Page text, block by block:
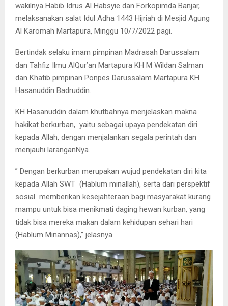
wakilnya Habib Idrus Al Habsyie dan Forkopimda Banjar,
melaksanakan salat Idul Adha 1443 Hijriah di Mesjid Agung
Al Karomah Martapura, Minggu 10/7/2022 pagi.
Bertindak selaku imam pimpinan Madrasah Darussalam
dan Tahfiz Ilmu AlQur’an Martapura KH M Wildan Salman
dan Khatib pimpinan Ponpes Darussalam Martapura KH
Hasanuddin Badruddin.
KH Hasanuddin dalam khutbahnya menjelaskan makna
hakikat berkurban, yaitu sebagai upaya pendekatan diri
kepada Allah, dengan menjalankan segala perintah dan
menjauhi laranganNya.
” Dengan berkurban merupakan wujud pendekatan diri kita
kepada Allah SWT (Hablum minallah), serta dari perspektif
sosial memberikan kesejahteraan bagi masyarakat kurang
mampu untuk bisa menikmati daging hewan kurban, yang
tidak bisa mereka makan dalam kehidupan sehari hari
(Hablum Minannas),” jelasnya.